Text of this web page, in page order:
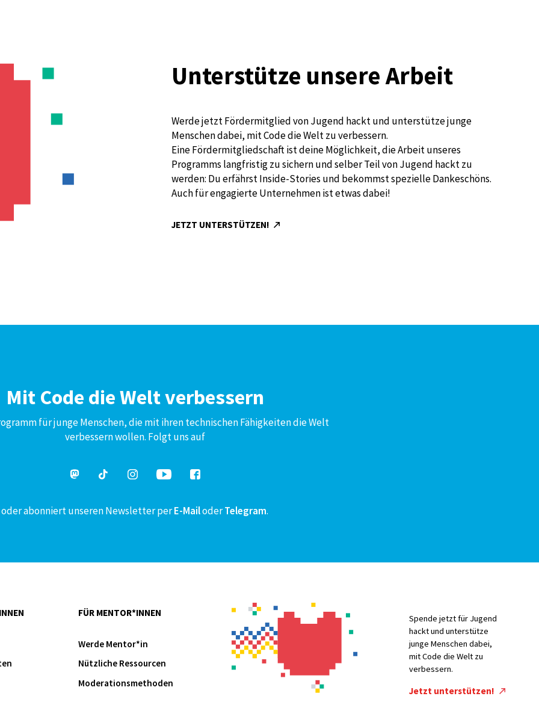
Unterstütze unsere Arbeit
Werde jetzt Fördermitglied von Jugend hackt und unterstütze junge
Menschen dabei, mit Code die Welt zu verbessern.
Eine Fördermitgliedschaft ist deine Möglichkeit, die Arbeit unseres
Programms langfristig zu sichern und selber Teil von Jugend hackt zu
werden: Du erfährst Inside-Stories und bekommst spezielle Dankeschöns.
Auch für engagierte Unternehmen ist etwas dabei!
JETZT UNTERSTÜTZEN!
Mit Code die Welt verbessern
für junge Menschen, die mit ihren technischen Fähigkeiten die Welt
verbessern wollen. Folgt uns auf
oder abonniert unseren Newsletter perE-MailoderTelegram.
FÜR MENTOR*INNEN
Werde Mentor*in
Nützliche Ressourcen
Moderationsmethoden
Spende jetzt für Jugend
hackt und unterstütze
junge Menschen dabei,
mit Code die Welt zu
verbessern.
Jetzt unterstützen!